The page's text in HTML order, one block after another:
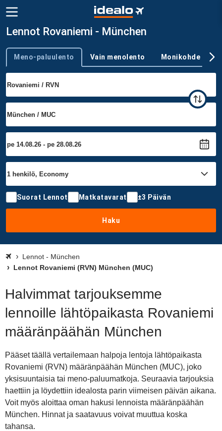
Lennot Rovaniemi - München
Trip type
Meno-paluulento Vain menolento Monikohde
Suorat Lennot Matkatavarat ±3 Päivän
Haku
Lennot - München
Lennot Rovaniemi (RVN) München (MUC)
Halvimmat tarjouksemme
lennoille lähtöpaikasta Rovaniemi
määränpäähän München
Pääset täällä vertailemaan halpoja lentoja lähtöpaikasta
Rovaniemi (RVN) määränpäähän München (MUC), joko
yksisuuntaisia tai meno-paluumatkoja. Seuraavia tarjouksia
haettiin ja löydettiin idealosta parin viimeisen päivän aikana.
Voit myös aloittaa oman hakusi lennoista määränpäähän
München. Hinnat ja saatavuus voivat muuttua koska
tahansa.